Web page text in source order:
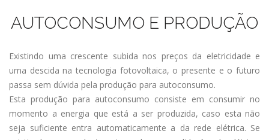
AUTOCONSUMO E PRODUÇÃO
Existindo uma crescente subida nos preços da eletricidade e
uma descida na tecnologia fotovoltaica, o presente e o futuro
passa sem dúvida pela produção para autoconsumo.
Esta produção para autoconsumo consiste em consumir no
momento a energia que está a ser produzida, caso esta não
seja suficiente entra automaticamente a da rede elétrica. Se